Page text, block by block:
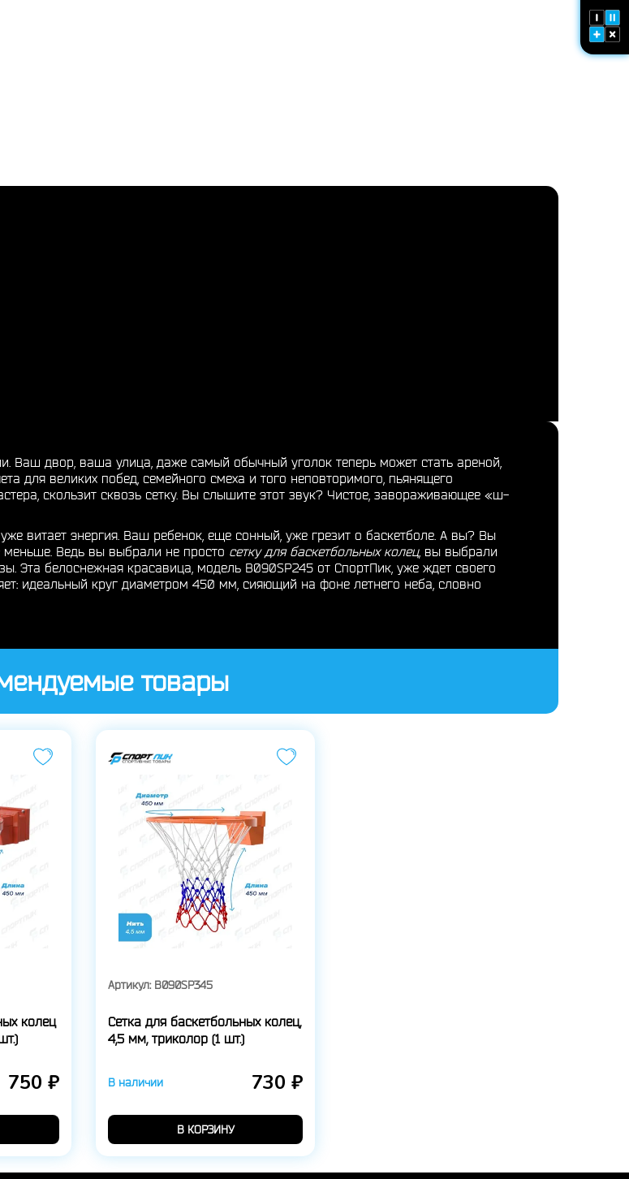
Ваш двор, ваша улица, даже самый обычный уголок теперь может стать ареной,
для великих побед, семейного смеха и того неповторимого, пьянящего
скользит сквозь сетку. Вы слышите этот звук? Чистое, завораживающее «ш-
витает энергия. Ваш ребенок, еще сонный, уже грезит о баскетболе. А вы? Вы
Ведь вы выбрали не просто сетку для баскетбольных колец, вы выбрали
Эта белоснежная красавица, модель B090SP245 от СпортПик, уже ждет своего
идеальный круг диаметром 450 мм, сияющий на фоне летнего неба, словно
товары
колец
750 ₽
Артикул: B090SP345
Сетка для баскетбольных колец,
4,5 мм, триколор (1 шт.)
В наличии 730 ₽
В КОРЗИНУ